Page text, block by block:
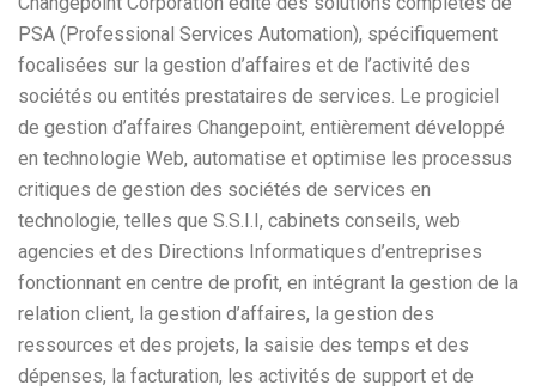
PSA (Professional Services Automation), spécifiquement
focalisées sur la gestion d’affaires et de l’activité des
sociétés ou entités prestataires de services. Le progiciel
de gestion d’affaires Changepoint, entièrement développé
en technologie Web, automatise et optimise les processus
critiques de gestion des sociétés de services en
technologie, telles que S.S.I.I, cabinets conseils, web
agencies et des Directions Informatiques d’entreprises
fonctionnant en centre de profit, en intégrant la gestion de la
relation client, la gestion d’affaires, la gestion des
ressources et des projets, la saisie des temps et des
dépenses, la facturation, les activités de support et de